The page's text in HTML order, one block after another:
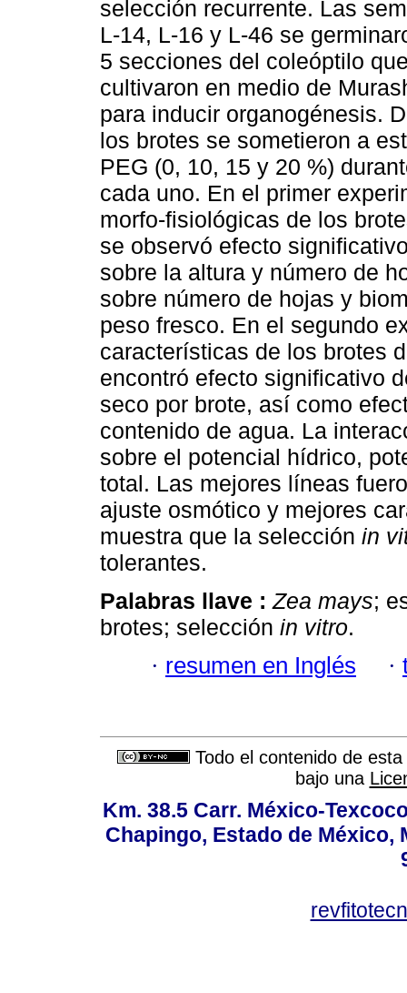
selección recurrente. Las
L-14, L-16 y L-46 se
5 secciones del coleóptilo
cultivaron en medio de
para inducir organogénesis.
los brotes se sometieron a
PEG (0, 10, 15 y 20 %)
cada uno. En el primer
morfo-fisiológicas de los
se observó efecto
sobre la altura y número de
sobre número de hojas y
peso fresco. En el segundo
características de los brotes
encontró efecto significativo
seco por brote, así como
contenido de agua. La
sobre el potencial hídrico,
total. Las mejores líneas
ajuste osmótico y mejores
muestra que la selección in
tolerantes.
Palabras llave :Zea mays;
brotes; selección in vitro.
· resumen en Inglés ·
Todo el contenido de
bajo una
Km. 38.5 Carr. México-
Chapingo, Estado de México,